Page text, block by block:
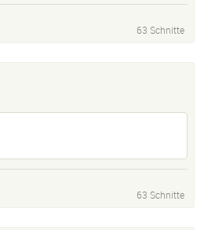
63 Schnitte
63 Schnitte